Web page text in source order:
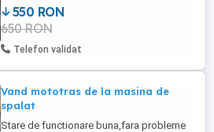
550 RON
650 RON
Telefon validat
Vand mototras de la masina de
spalat
Stare de functionare buna,fara probleme